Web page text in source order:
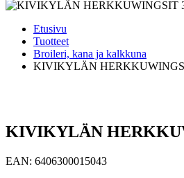
Etusivu
Tuotteet
Broileri, kana ja kalkkuna
KIVIKYLÄN
KIVIKYLÄN
EAN: 6406300015043